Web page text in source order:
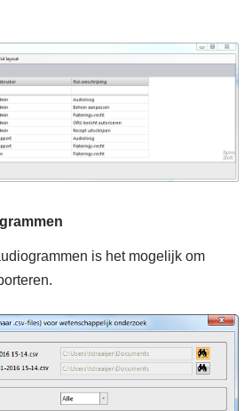
is het mogelijk om